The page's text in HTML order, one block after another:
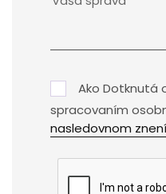
Ako Dotknutá
spracovaním
nasledovnom znení